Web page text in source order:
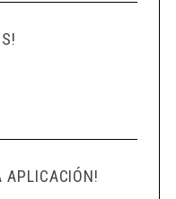
APLICACIÓN!